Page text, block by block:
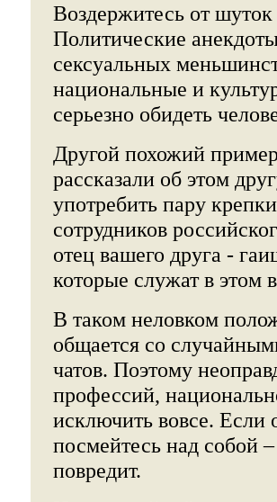
Воздержитесь от
Политические
сексуальных
национальные и
серьезно обидеть
Другой похожий
рассказали об этом
употребить пару
сотрудников
отец вашего друга -
которые служат в этом
В таком неловком
общается со
чатов. Поэтому
профессий,
исключить вовсе. Если
посмейтесь над собой
повредит.